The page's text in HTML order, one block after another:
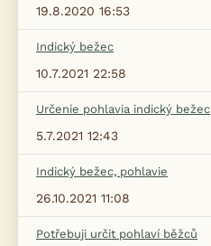
19.8.2020 16:53
Indický bežec
10.7.2021 22:58
Určenie pohlavia indický bežec
5.7.2021 12:43
Indický bežec, pohlavie
26.10.2021 11:08
Potřebuji určit pohlaví běžců